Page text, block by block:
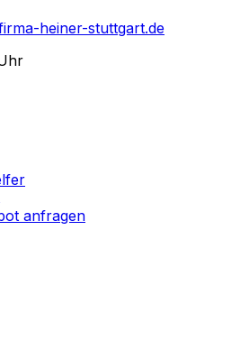
heiner-stuttgart.de
anfragen